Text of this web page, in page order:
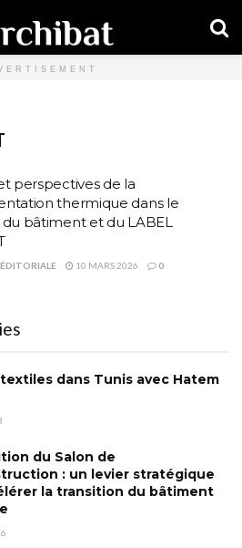
perspectives de la
thermique dans le
bâtiment et du LABEL
10 MARS 2026 0
dans Tunis avec Hatem
du Salon de
: un levier stratégique
la transition du bâtiment